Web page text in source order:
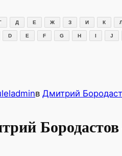
Д Е Ж З И К
D E F G H I J
в Дмитрий